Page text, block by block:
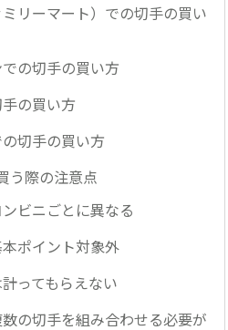
リーマート）での切手の買い
の切手の買い方
の買い方
切手の買い方
う際の注意点
ビニごとに異なる
ポイント対象外
ってもらえない
の切手を組み合わせる必要が